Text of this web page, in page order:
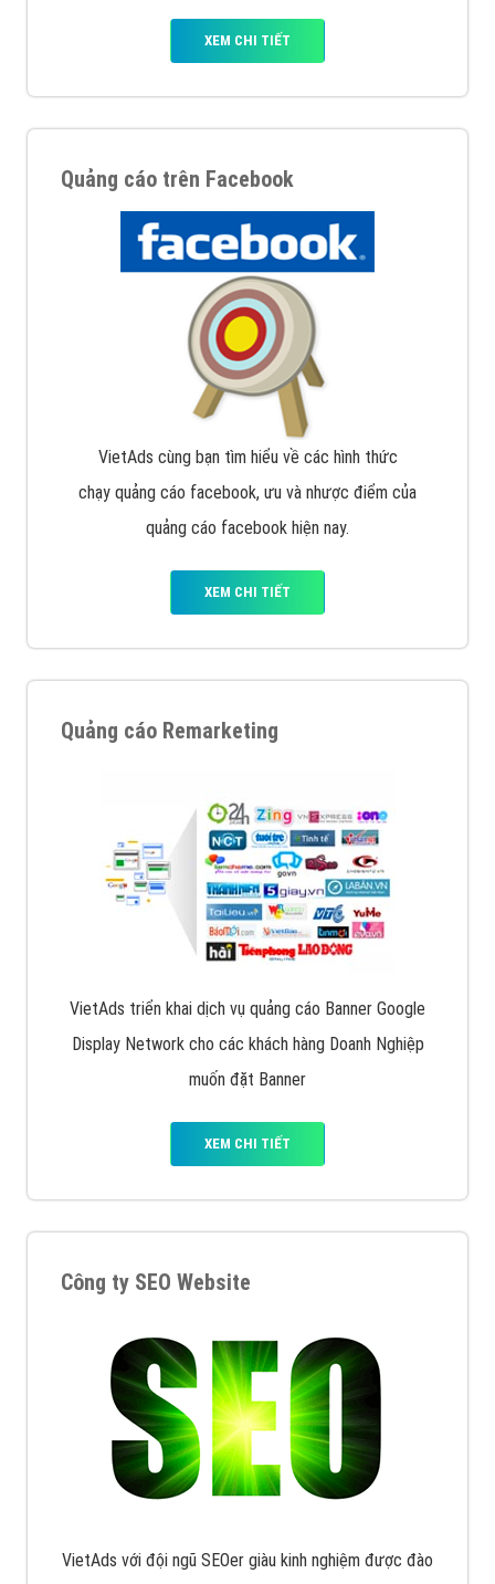
XEM CHI TIẾT
Quảng cáo trên Facebook
VietAds cùng bạn tìm hiểu về các hình thức
chạy quảng cáo facebook, ưu và nhược điểm của
quảng cáo facebook hiện nay.
XEM CHI TIẾT
Quảng cáo Remarketing
VietAds triển khai dịch vụ quảng cáo Banner Google
Display Network cho các khách hàng Doanh Nghiệp
muốn đặt Banner
XEM CHI TIẾT
Công ty SEO Website
VietAds với đội ngũ SEOer giàu kinh nghiệm được đào